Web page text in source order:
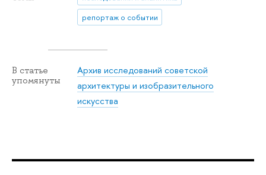
репортаж о событии
В статье
упомянуты
Архив исследований советской
архитектуры и изобразительного
искусства